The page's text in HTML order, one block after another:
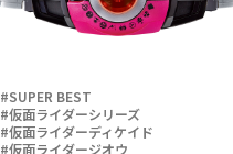
#SUPER BEST
#仮面ライダーシリーズ
#仮面ライダーディケイド
#仮面ライダージオウ